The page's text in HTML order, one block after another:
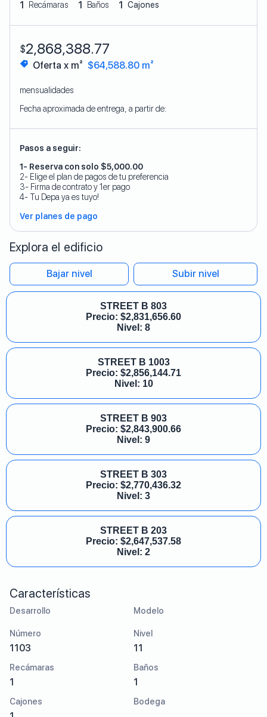
1 Recámaras 1 Baños 1 Cajones
$2,868,388.77
Oferta x m² $64,588.80 m²
mensualidades
Fecha aproximada de entrega, a partir de:
Pasos a seguir:
1- Reserva con solo $5,000.00
2- Elige el plan de pagos de tu preferencia
3- Firma de contrato y 1er pago
4- Tu Depa ya es tuyo!
Ver planes de pago
Características
Desarrollo Modelo
Número
1103
Nivel
11
Recámaras
1
Baños
1
Cajones Bodega
Explora el edificio
Bajar nivel Subir nivel
STREET B 803
Precio: $2,831,656.60
Nivel: 8
STREET B 1003
Precio: $2,856,144.71
Nivel: 10
STREET B 903
Precio: $2,843,900.66
Nivel: 9
STREET B 303
Precio: $2,770,436.32
Nivel: 3
STREET B 203
Precio: $2,647,537.58
Nivel: 2